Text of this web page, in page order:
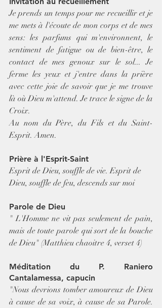
Je prends un temps pour me recueillir et je
me mets à l'écoute de mon corps et de mes
sens: les parfums qui m'environnent, le
sentiment de fatigue ou de bien-être, le
contact de mes genoux sur le sol... Je
ferme les yeux et j'entre dans la prière
avec cette joie de savoir que je me trouve
là où Dieu m'attend. Je trace le signe de la
Croix.
Au nom du Père, du Fils et du Saint-
Esprit. Amen.
Prière à l'Esprit-Saint
Esprit de Dieu, souffle de vie. Esprit de
Dieu, souffle de feu, descends sur moi
Parole de Dieu
" L'Homme ne vit pas seulement de pain,
mais de toute parole qui sort de la bouche
de Dieu" (Matthieu chaoitre 4, verset 4)
Méditation du P. Raniero
Cantalamessa, capucin
"Nous devrions tomber amoureux de Dieu
à cause de sa voix, à cause de sa Parole.